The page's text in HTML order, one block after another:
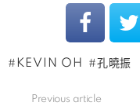
KEVIN OH 孔曉振
Previous article